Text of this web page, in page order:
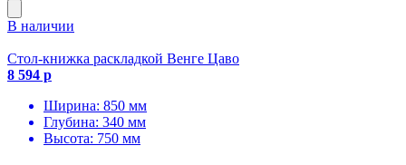
В наличии
Стол-книжка раскладкой Венге Цаво
8 594 р
Ширина: 850 мм
Глубина: 340 мм
Высота: 750 мм